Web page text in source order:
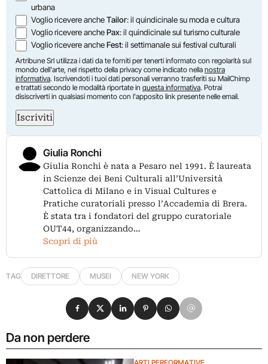
urbana
Voglio ricevere ancheTailor: il quindicinale su moda e cultura
Voglio ricevere anchePax: il quindicinale sul turismo culturale
Voglio ricevere ancheFest: il settimanale sui festival culturali
Artribune Srl utilizza i dati da te forniti per tenerti informato con regolarità sul
mondo dell'arte, nel rispetto della privacy come indicato nella nostra
informativa. Iscrivendoti i tuoi dati personali verranno trasferiti su MailChimp
e trattati secondo le modalità riportate in questa informativa. Potrai
disiscriverti in qualsiasi momento con l'apposito link presente nelle email.
Iscriviti
Giulia Ronchi
Giulia Ronchi è nata a Pesaro nel 1991. È laureata
in Scienze dei Beni Culturali all’Università
Cattolica di Milano e in Visual Cultures e
Pratiche curatoriali presso l’Accademia di Brera.
È stata tra i fondatori del gruppo curatoriale
OUT44, organizzando…
Scopri di più
TAG DIRETTORE MUSEI NEW YORK
Da non perdere
Condividi su Facebook
Condividi su X
Condividi su LinkedIn
Condividi su Pinterest
Condividi su WhatsApp
Condividi su Email